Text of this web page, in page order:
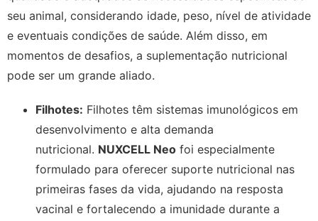
seu animal, considerando idade, peso, nível de atividade
e eventuais condições de saúde. Além disso, em
momentos de desafios, a suplementação nutricional
pode ser um grande aliado.
Filhotes: Filhotes têm sistemas imunológicos em
desenvolvimento e alta demanda
nutricional. NUXCELL Neo foi especialmente
formulado para oferecer suporte nutricional nas
primeiras fases da vida, ajudando na resposta
vacinal e fortalecendo a imunidade durante a